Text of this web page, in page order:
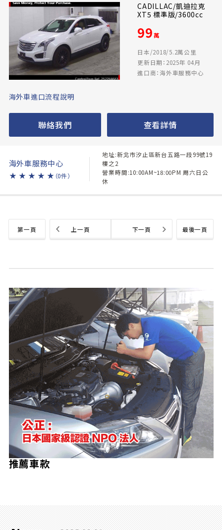
CADILLAC/凱迪拉克
XT5 標準版/3600cc
99萬
日本/2018/5.2萬公里
更新日期：2025年 04月
進口商：海外車服務中心
海外車進口流程說明
聯絡我們 查看詳情
海外車服務中心
★ ★ ★ ★ ★ （0件）
地址:新北市汐止區新台五路一段99號19
樓之2
營業時間:10:00AM~18:00PM 周六日公
休
第一頁 最後一頁
上一頁 下一頁
推薦車款